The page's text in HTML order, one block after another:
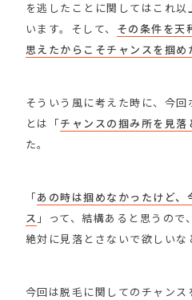
を逃したことに関してはこれ
います。そして、 その条件を天
思えたからこそチャンスを掴め
そういう風に考えた時に、今
とは「チャンスの掴み所を見落
た。
「あの時は掴めなかったけど
ス 」って、結構あると思うの
絶対に見落とさないで欲しいな
今回は脱毛に関してのチャンス